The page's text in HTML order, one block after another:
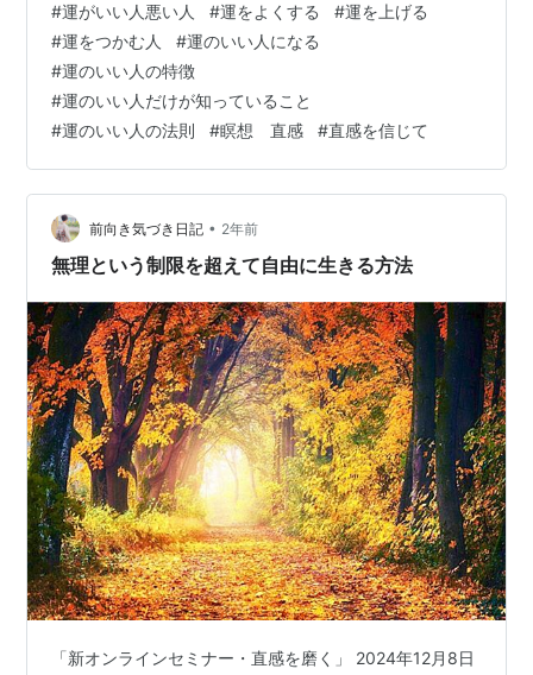
まで読んで参考にしてみてくださいね(^^) ・ 今朝は冬晴
れの朝らしい ツンと澄んだ空気から始まり、 見事な青空
と輝く太陽の光が眩しい一日でした。 冬の青はなんとも
美しいですね！ 見ているだけで自分の内側の透明度まで
アップする感じがします♪ さて、昨日のお話の中で、
「運が良い…
#運がいい人悪い人 #運をよくする #運を上げる
#運をつかむ人 #運のいい人になる
#運のいい人の特徴
#運のいい人だけが知っていること
#運のいい人の法則 #瞑想 直感 #直感を信じて
前向き気づき日記 • 2年前
無理という制限を超えて自由に生きる方法
「新オンラインセミナー・直感を磨く」 2024年12月8日